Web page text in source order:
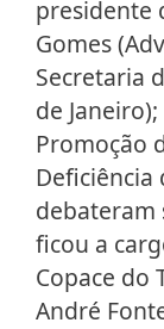
presidente
Gomes
Secretaria
de
Promoção
Deficiência
debateram
ficou a
Copace do
André